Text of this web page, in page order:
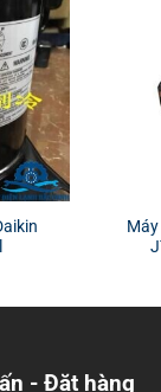
- Đặt hàng